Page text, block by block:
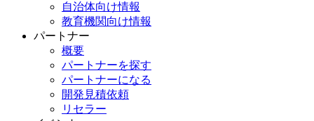
自治体向け情報
教育機関向け情報
パートナー
概要
パートナーを探す
パートナーになる
開発見積依頼
リセラー